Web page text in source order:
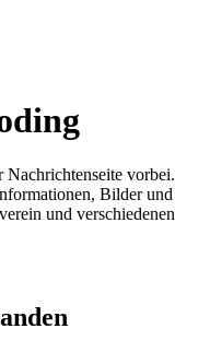
Nachrichtenseite vorbei.
Bilder und
und verschiedenen